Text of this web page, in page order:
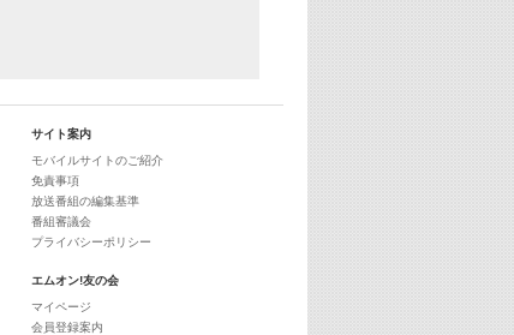
サイト案内
モバイルサイトのご紹介
免責事項
放送番組の編集基準
番組審議会
プライバシーポリシー
エムオン!友の会
マイページ
会員登録案内